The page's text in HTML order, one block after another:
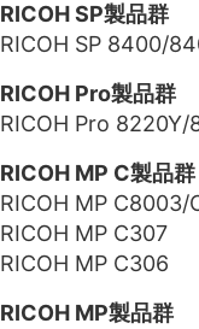
RICOH SP製品群
RICOH SP 8400/
RICOH Pro製品群
RICOH Pro
RICOH MP C製品群
RICOH MP C8003/
RICOH MP C307
RICOH MP C306
RICOH MP製品群